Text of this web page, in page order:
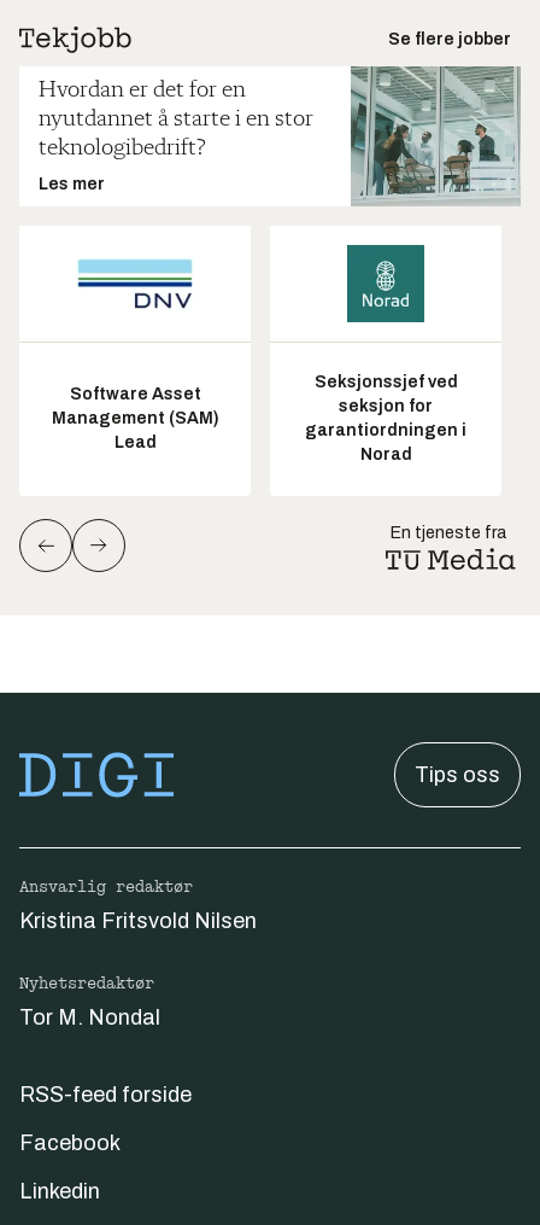
Se flere jobber
Hvordan er det for en
nyutdannet å starte i en stor
teknologibedrift?
Les mer
Software Asset
Management (SAM)
Lead
Seksjonssjef ved
seksjon for
garantiordningen i
Norad
En tjeneste fra
Tips oss
Ansvarlig redaktør
Kristina Fritsvold Nilsen
Nyhetsredaktør
Tor M. Nondal
RSS-feed forside
Facebook
Linkedin